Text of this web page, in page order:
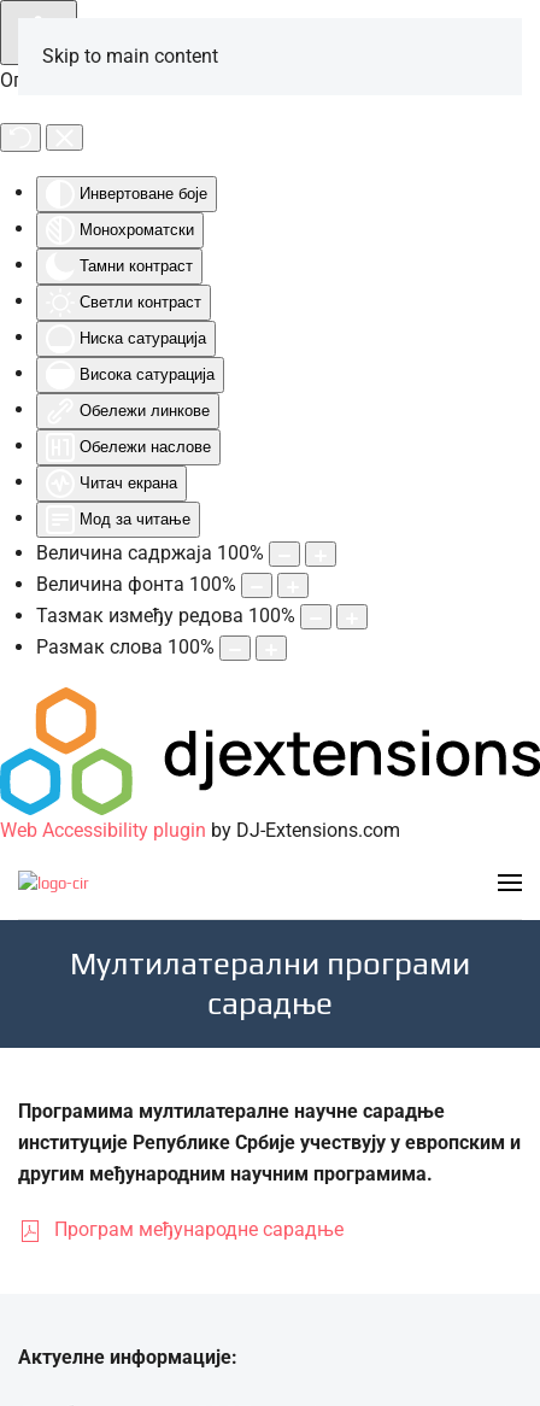
Опције за особе са инвалидитетом
Инвертоване боје
Монохроматски
Тамни контраст
Светли контраст
Ниска сатурација
Висока сатурација
Обележи линкове
Обележи наслове
Читач екрана
Мод за читање
Величина садржаја 100%
Величина фонта 100%
Тазмак између редова 100%
Размак слова 100%
Web Accessibility plugin by DJ-Extensions.com
Skip to main content
Мултилатерални програми
сарадње
Програмима мултилатералне научне сарадње
институције Републике Србије учествују у европским и
другим међународним научним програмима.
Програм међународне сарадње
Актуелне информације: